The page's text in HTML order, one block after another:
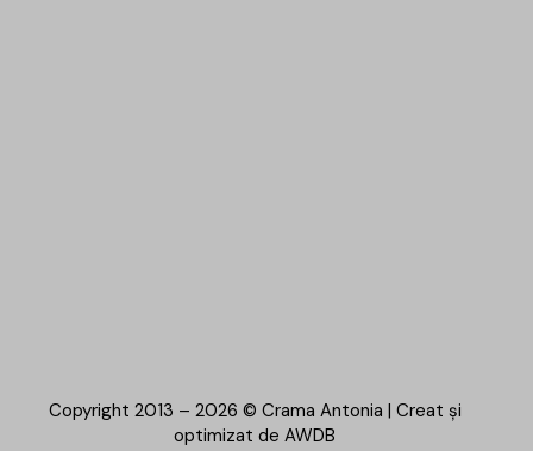
Copyright 2013 – 2026 © Crama Antonia | Creat și
optimizat de AWDB